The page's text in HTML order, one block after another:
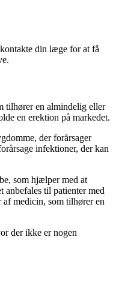
din læge for at få
tilhører en almindelig eller
en erektion på markedet.
der forårsager
infektioner, der kan
som hjælper med at
anbefales til patienter med
medicin, som tilhører en
der ikke er nogen